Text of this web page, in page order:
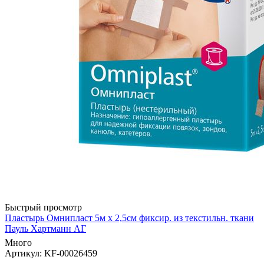
Быстрый просмотр
Пластырь Омнипласт 5м х 2,5см фиксир. из текстильн. ткани
Пауль Хартманн AГ
Много
Артикул: KF-00026459